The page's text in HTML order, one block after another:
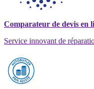
Comparateur de devis en
Service innovant de